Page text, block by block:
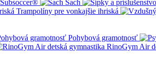
Subsoccer® Šach
Trampolíny pre vonkajšie ihriská
Pohybová gramotnosť
RinoGym Air